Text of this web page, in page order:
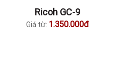
Ricoh GC-9
Giá từ: 1.350.000đ